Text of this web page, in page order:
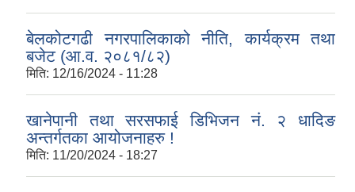
बेलकोटगढी नगरपालिकाको नीति, कार्यक्रम तथा
बजेट (आ.व. २०८१/८२)
मिति: 12/16/2024 - 11:28
खानेपानी तथा सरसफाई डिभिजन नं. २ धादिङ
अन्तर्गतका आयोजनाहरु !
मिति: 11/20/2024 - 18:27